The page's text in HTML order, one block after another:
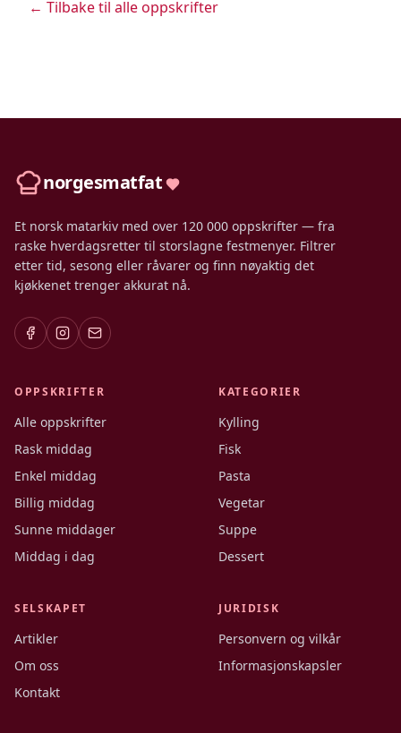
← Tilbake til alle oppskrifter
norgesmatfat
Et norsk matarkiv med over 120 000 oppskrifter — fra
raske hverdagsretter til storslagne festmenyer. Filtrer
etter tid, sesong eller råvarer og finn nøyaktig det
kjøkkenet trenger akkurat nå.
OPPSKRIFTER
Alle oppskrifter
Rask middag
Enkel middag
Billig middag
Sunne middager
Middag i dag
KATEGORIER
Kylling
Fisk
Pasta
Vegetar
Suppe
Dessert
SELSKAPET
Artikler
Om oss
Kontakt
JURIDISK
Personvern og vilkår
Informasjonskapsler